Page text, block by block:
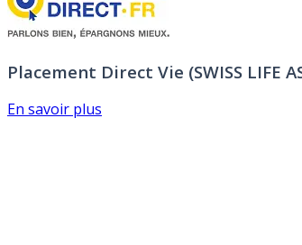
Placement Direct Vie (SWISS LIFE
En savoir plus